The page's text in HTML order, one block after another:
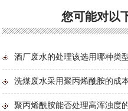
碱式氯化铝
您可能对以
酒厂废水的处理该选用哪种类
洗煤废水采用聚丙烯酰胺的成
聚丙烯酰胺能否处理高浑浊度